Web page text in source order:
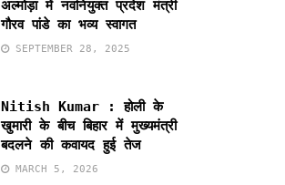
अल्मोड़ा में नवनियुक्त प्रदेश मंत्री
गौरव पांडे का भव्य स्वागत
SEPTEMBER 28, 2025
Nitish Kumar : होली के
खुमारी के बीच बिहार में मुख्यमंत्री
बदलने की कवायद हुई तेज
MARCH 5, 2026